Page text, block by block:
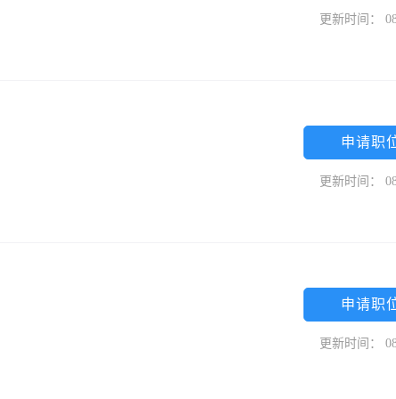
更新时间：
申请职
更新时间：
申请职
更新时间：